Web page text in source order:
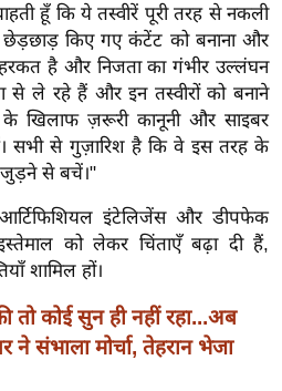
हूँ कि ये तस्वीरें पूरी तरह से नकली
किए गए कंटेंट को बनाना और
हरकत है और निजता का गंभीर उल्लंघन
से ले रहे हैं और इन तस्वीरों को बनाने
खिलाफ ज़रूरी कानूनी और साइबर
सभी से गुज़ारिश है कि वे इस तरह के
से बचें।"
इंटेलिजेंस और डीपफेक
को लेकर चिंताएँ बढ़ा दी हैं,
शामिल हों।
तो कोई सुन ही नहीं रहा...अब
संभाला मोर्चा, तेहरान भेजा